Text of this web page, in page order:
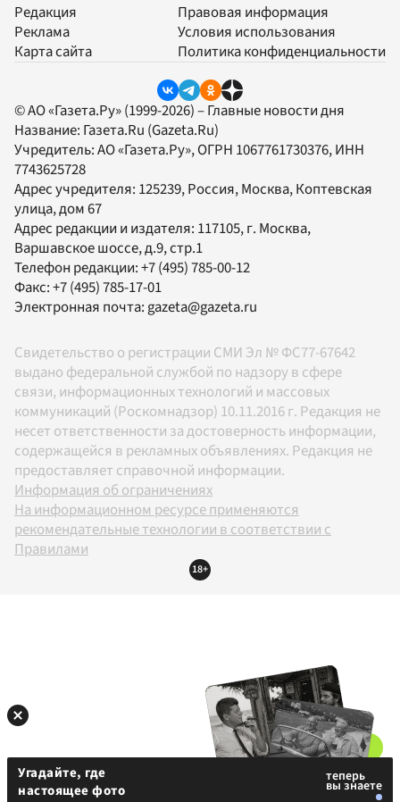
Редакция
Реклама
Карта сайта
Правовая информация
Условия использования
Политика конфиденциальности
© АО «Газета.Ру» (1999-2026) – Главные новости дня
Название: Газета.Ru (Gazeta.Ru)
Учредитель:АО «Газета.Ру», ОГРН 1067761730376, ИНН
7743625728
Адрес учредителя: 125239, Россия, Москва, Коптевская
улица, дом 67
Адрес редакции и издателя: 117105, г. Москва,
Варшавское шоссе, д.9, стр.1
Телефон редакции:+7 (495) 785-00-12
Факс:+7 (495) 785-17-01
Электронная почта:gazeta@gazeta.ru
Свидетельство о регистрации СМИ Эл № ФС77-67642
выдано федеральной службой по надзору в сфере
связи, информационных технологий и массовых
коммуникаций (Роскомнадзор) 10.11.2016 г. Редакция не
несет ответственности за достоверность информации,
содержащейся в рекламных объявлениях. Редакция не
предоставляет справочной информации.
Информация об ограничениях
На информационном ресурсе применяются
рекомендательные технологии в соответствии с
Правилами
18+
Угадайте, где
настоящее фото